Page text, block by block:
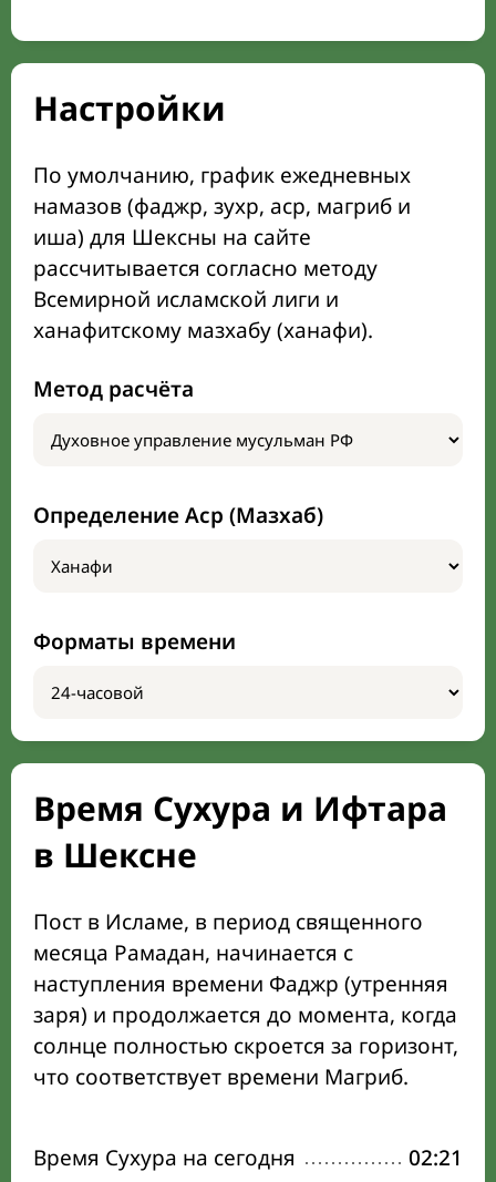
Настройки
По умолчанию, график ежедневных
намазов (фаджр, зухр, аср, магриб и
иша) для Шексны на сайте
рассчитывается согласно методу
Всемирной исламской лиги и
ханафитскому мазхабу (ханафи).
Метод расчёта
Определение Аср (Мазхаб)
Форматы времени
Время Сухура и Ифтара
в Шексне
Пост в Исламе, в период священного
месяца Рамадан, начинается с
наступления времени Фаджр (утренняя
заря) и продолжается до момента, когда
солнце полностью скроется за горизонт,
что соответствует времени Магриб.
Время Сухура на сегодня 02:21